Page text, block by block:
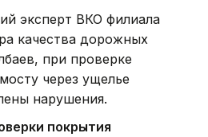
эксперт ВКО филиала
качества дорожных
при проверке
через ущелье
нарушения.
покрытия